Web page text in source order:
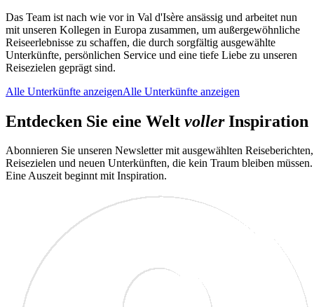
Das Team ist nach wie vor in Val d'Isère ansässig und arbeitet nun
mit unseren Kollegen in Europa zusammen, um außergewöhnliche
Reiseerlebnisse zu schaffen, die durch sorgfältig ausgewählte
Unterkünfte, persönlichen Service und eine tiefe Liebe zu unseren
Reisezielen geprägt sind.
Alle Unterkünfte anzeigenAlle Unterkünfte anzeigen
Entdecken Sie eine Welt voller Inspiration
Abonnieren Sie unseren Newsletter mit ausgewählten Reiseberichten,
Reisezielen und neuen Unterkünften, die kein Traum bleiben müssen.
Eine Auszeit beginnt mit Inspiration.